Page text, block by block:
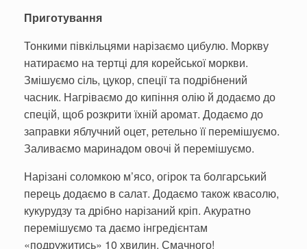
Приготування
Тонкими півкільцями нарізаємо цибулю. Моркву
натираємо на тертці для корейської моркви.
Змішуємо сіль, цукор, спеції та подрібнений
часник. Нагріваємо до кипіння олію й додаємо до
спецій, щоб розкрити їхній аромат. Додаємо до
заправки яблучний оцет, ретельно її перемішуємо.
Заливаємо маринадом овочі й перемішуємо.
Нарізані соломкою м’ясо, огірок та болгарський
перець додаємо в салат. Додаємо також квасолю,
кукурудзу та дрібно нарізаний кріп. Акуратно
перемішуємо та даємо інгредієнтам
«подружитись» 10 хвилин. Смачного!